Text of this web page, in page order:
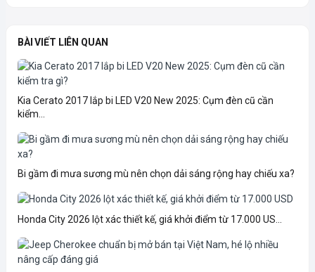
BÀI VIẾT LIÊN QUAN
Kia Cerato 2017 lắp bi LED V20 New 2025: Cụm đèn cũ cần
kiểm...
Bi gầm đi mưa sương mù nên chọn dải sáng rộng hay chiếu xa?
Honda City 2026 lột xác thiết kế, giá khởi điểm từ 17.000 US...